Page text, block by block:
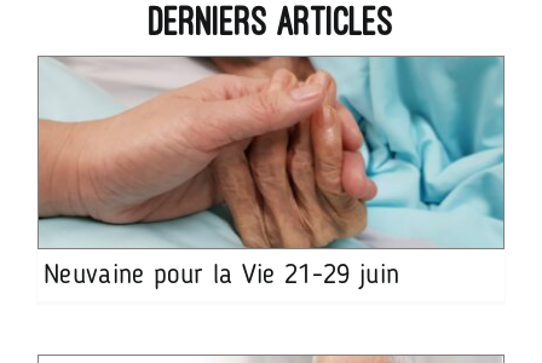
Derniers articles
Neuvaine pour la Vie 21-29 juin